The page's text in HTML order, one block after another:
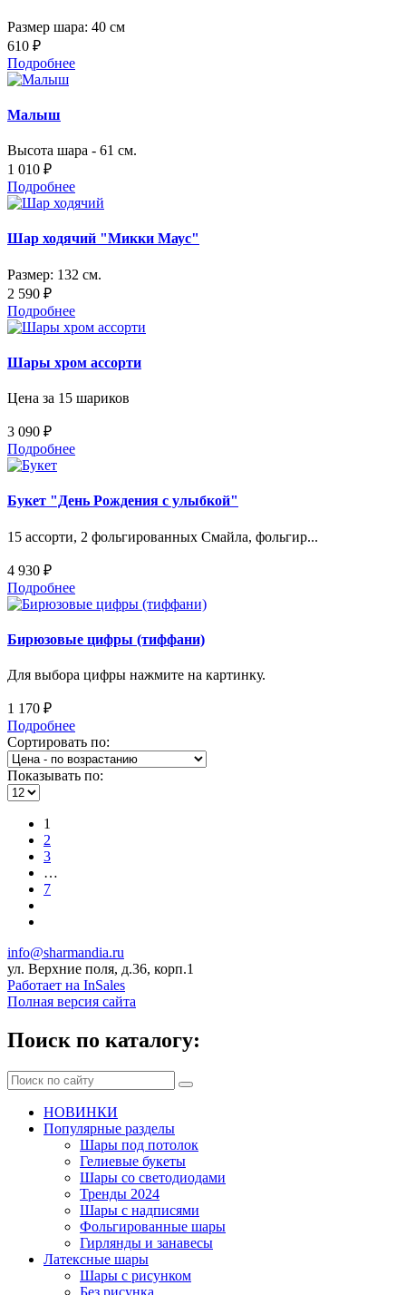
Размер шара: 40 см
610 ₽
Подробнее
Малыш
Высота шара - 61 см.
1 010 ₽
Подробнее
Шар ходячий "Микки Маус"
Размер: 132 см.
2 590 ₽
Подробнее
Шары хром ассорти
Цена за 15 шариков
3 090 ₽
Подробнее
Букет "День Рождения с улыбкой"
15 ассорти, 2 фольгированных Смайла, фольгир...
4 930 ₽
Подробнее
Бирюзовые цифры (тиффани)
Для выбора цифры нажмите на картинку.
1 170 ₽
Подробнее
Сортировать по:
Показывать по:
1
2
3
…
7
info@sharmandia.ru
ул. Верхние поля, д.36, корп.1
Работает на InSales
Полная версия сайта
Поиск по каталогу:
НОВИНКИ
Популярные разделы
Шары под потолок
Гелиевые букеты
Шары со светодиодами
Тренды 2024
Шары с надписями
Фольгированные шары
Гирлянды и занавесы
Латексные шары
Шары с рисунком
Без рисунка